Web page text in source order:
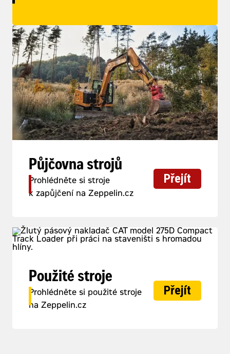
Půjčovna strojů
Prohlédněte si stroje
k zapůjčení na Zeppelin.cz
Přejít
Použité stroje
Prohlédněte si použité stroje
na Zeppelin.cz
Přejít